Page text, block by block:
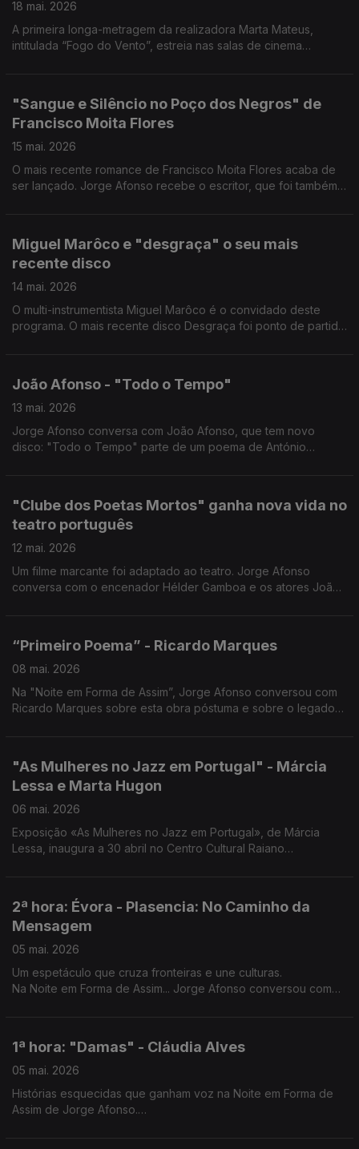
18 mai. 2026
A primeira longa-metragem da realizadora Marta Mateus,
intitulada “Fogo do Vento”, estreia nas salas de cinema
"Sangue e Silêncio no Poço dos Negros" de
Francisco Moita Flores
15 mai. 2026
O mais recente romance de Francisco Moita Flores acaba de
ser lançado. Jorge Afonso recebe o escritor, que foi também
Miguel Marôco e "desgraça" o seu mais
recente disco
14 mai. 2026
O multi-instrumentista Miguel Marôco é o convidado deste
programa. O mais recente disco Desgraça foi ponto de partida
João Afonso - "Todo o Tempo"
13 mai. 2026
Jorge Afonso conversa com João Afonso, que tem novo
disco: "Todo o Tempo" parte de um poema de António
"Clube dos Poetas Mortos" ganha nova vida no
teatro português
12 mai. 2026
Um filme marcante foi adaptado ao teatro. Jorge Afonso
conversa com o encenador Hélder Gamboa e os atores João
“Primeiro Poema” - Ricardo Marques
08 mai. 2026
Na "Noite em Forma de Assim”, Jorge Afonso conversou com
Ricardo Marques sobre esta obra póstuma e sobre o legado
"As Mulheres no Jazz em Portugal" - Márcia
Lessa e Marta Hugon
06 mai. 2026
Exposição «As Mulheres no Jazz em Portugal», de Márcia
Lessa, inaugura a 30 abril no Centro Cultural Raiano
2ª hora: Évora - Plasencia: No Caminho da
Mensagem
05 mai. 2026
Um espetáculo que cruza fronteiras e une culturas.
Na Noite em Forma de Assim... Jorge Afonso conversou com
1ª hora: "Damas" - Cláudia Alves
05 mai. 2026
Histórias esquecidas que ganham voz na Noite em Forma de
Assim de Jorge Afonso.